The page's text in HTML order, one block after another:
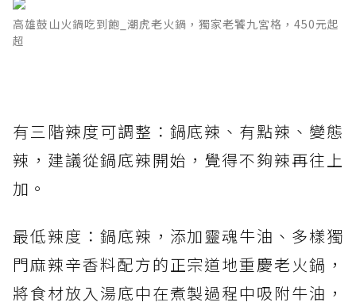
高雄鼓山火鍋吃到飽_潮虎老火鍋，獨家老饕九宮格，450元起
超
有三階辣度可調整：鍋底辣、有點辣、變態
辣，建議從鍋底辣開始，覺得不夠辣再往上
加。
最低辣度：鍋底辣，添加靈魂牛油、多樣獨
門麻辣辛香料配方的正宗道地重慶老火鍋，
將食材放入湯底中在煮製過程中吸附牛油，